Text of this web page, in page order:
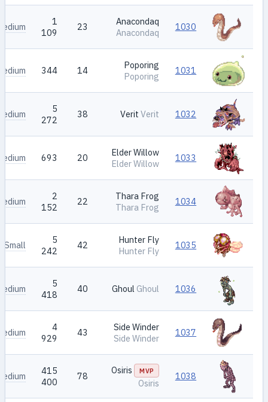
1030
Anacondaq
Anacondaq
23
1
109
1031
Poporing
Poporing
14
344
1032
Verit Verit
38
5
272
1033
Elder Willow
Elder Willow
20
693
1034
Thara Frog
Thara Frog
22
2
152
1035
Hunter Fly
Hunter Fly
42
5
242
Small
1036
Ghoul Ghoul
40
5
418
1037
Side Winder
Side Winder
43
4
929
1038
Osiris MVP
Osiris
78
415
400